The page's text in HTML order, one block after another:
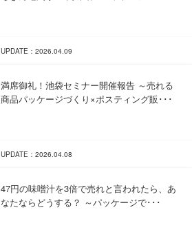
UPDATE：2026.04.09
満席御礼！池袋セミナー開催報告 ～売れる
商品パッケージづくり×ポスティング販･･･
UPDATE：2026.04.08
47円の味噌汁を3倍で売れと言われたら、あ
なたならどうする？ ～パッケージで･･･